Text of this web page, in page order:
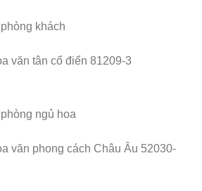
văn tân cổ điển 81209-3
văn phong cách Châu Âu 52030-